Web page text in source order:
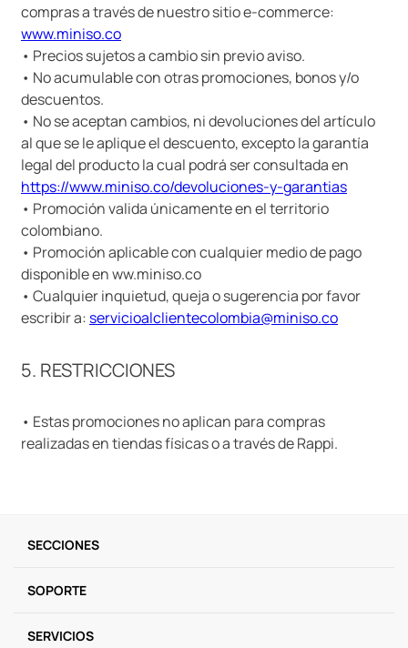
compras a través de nuestro sitio e-commerce:
www.miniso.co
• Precios sujetos a cambio sin previo aviso.
• No acumulable con otras promociones, bonos y/o
descuentos.
• No se aceptan cambios, ni devoluciones del artículo
al que se le aplique el descuento, excepto la garantía
legal del producto la cual podrá ser consultada en
https://www.miniso.co/devoluciones-y-garantias
• Promoción valida únicamente en el territorio
colombiano.
• Promoción aplicable con cualquier medio de pago
disponible en ww.miniso.co
• Cualquier inquietud, queja o sugerencia por favor
escribir a: servicioalclientecolombia@miniso.co
5. RESTRICCIONES
• Estas promociones no aplican para compras
realizadas en tiendas físicas o a través de Rappi.
SECCIONES
SOPORTE
SERVICIOS